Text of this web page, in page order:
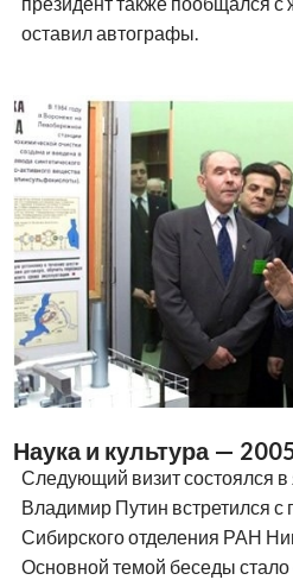
оставил автографы.
Наука и культура —
Следующий визит состоялся в
Владимир Путин встретился с
Сибирского отделения РАН
Основной темой беседы стало